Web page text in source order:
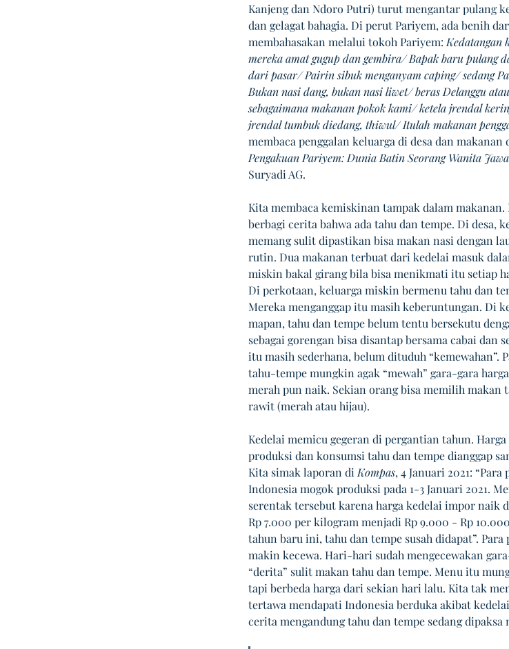
Kanjeng dan Ndoro Putri) turut mengantar pulang
dan gelagat bahagia. Di perut Pariyem, ada benih
membahasakan melalui tokoh Pariyem: Kedatangan
mereka amat gugup dan gembira/ Bapak baru pulang
dari pasar/ Pairin sibuk menganyam caping/ sedang
Bukan nasi dang, bukan nasi liwet/ beras Delanggu
sebagaimana makanan pokok kami/ ketela jrendal
jrendal tumbuk diedang, thiwul/ Itulah makanan
membaca penggalan keluarga di desa dan makanan
Pengakuan Pariyem: Dunia Batin Seorang Wanita Jawa
Suryadi AG.
Kita membaca kemiskinan tampak dalam
berbagi cerita bahwa ada tahu dan tempe. Di desa,
memang sulit dipastikan bisa makan nasi dengan
rutin. Dua makanan terbuat dari kedelai masuk
miskin bakal girang bila bisa menikmati itu setiap
Di perkotaan, keluarga miskin bermenu tahu dan
Mereka menganggap itu masih keberuntungan. Di
mapan, tahu dan tempe belum tentu bersekutu
sebagai gorengan bisa disantap bersama cabai dan
itu masih sederhana, belum dituduh “kemewahan”.
tahu-tempe mungkin agak “mewah” gara-gara
merah pun naik. Sekian orang bisa memilih makan
rawit (merah atau hijau).
Kedelai memicu gegeran di pergantian tahun.
produksi dan konsumsi tahu dan tempe dianggap
Kita simak laporan di Kompas, 4 Januari 2021:
Indonesia mogok produksi pada 1-3 Januari 2021.
serentak tersebut karena harga kedelai impor naik
Rp 7.000 per kilogram menjadi Rp 9.000 - Rp
tahun baru ini, tahu dan tempe susah didapat”.
makin kecewa. Hari-hari sudah mengecewakan
“derita” sulit makan tahu dan tempe. Menu itu
tapi berbeda harga dari sekian hari lalu. Kita tak
tertawa mendapati Indonesia berduka akibat
cerita mengandung tahu dan tempe sedang dipaksa